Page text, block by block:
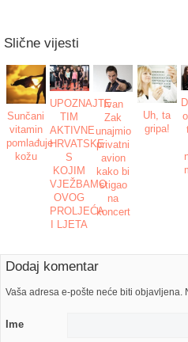
Slične vijesti
Sunčani
vitamin
pomlađuje
kožu
UPOZNAJTE
TIM
AKTIVNE
HRVATSKE
S
KOJIM
VJEŽBAMO
OVOG
PROLJEĆA
I LJETA
Ivan
Zak
unajmio
privatni
avion
kako bi
stigao
na
koncert
Uh, ta
gripa!
Dodaj komentar
Vaša adresa e-pošte neće biti objavljena.
Ime